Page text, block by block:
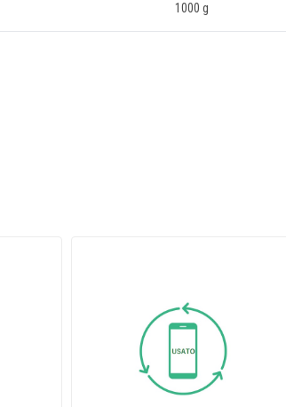
1000 g